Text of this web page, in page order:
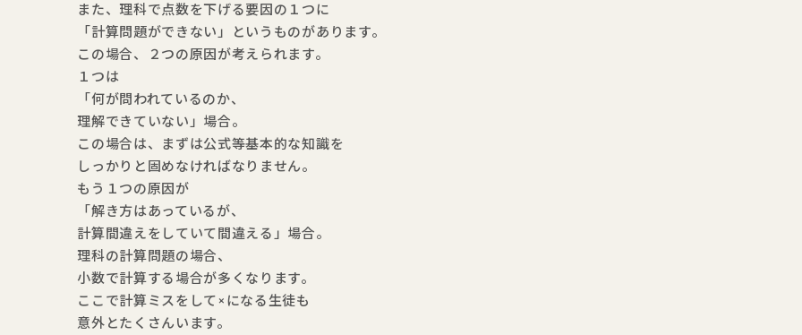
また、理科で点数を下げる要因の１つに
「計算問題ができない」というものがあります。
この場合、２つの原因が考えられます。
１つは
「何が問われているのか、
理解できていない」場合。
この場合は、まずは公式等基本的な知識を
しっかりと固めなければなりません。
もう１つの原因が
「解き方はあっているが、
計算間違えをしていて間違える」場合。
理科の計算問題の場合、
小数で計算する場合が多くなります。
ここで計算ミスをして×になる生徒も
意外とたくさんいます。